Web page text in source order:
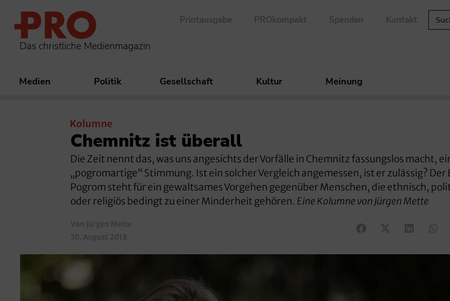
Das christliche Medienmagazin
Printausgabe PROkompakt Spenden Kontakt
Medien Politik Gesellschaft Kultur Meinung
Kolumne
Chemnitz ist überall
Die Zeit nennt das, was uns angesichts der Vorfälle in Chemnitz fassungslos macht,
„pogromartige“ Stimmung. Ist ein solcher Vergleich angemessen, ist er zulässig?
Pogrom steht für ein gewaltsames Vorgehen gegenüber Menschen, die ethnisch,
oder religiös bedingt zu einer Minderheit gehören. Eine Kolumne von Jürgen Mette
Von Jürgen Mette
30. August 2018